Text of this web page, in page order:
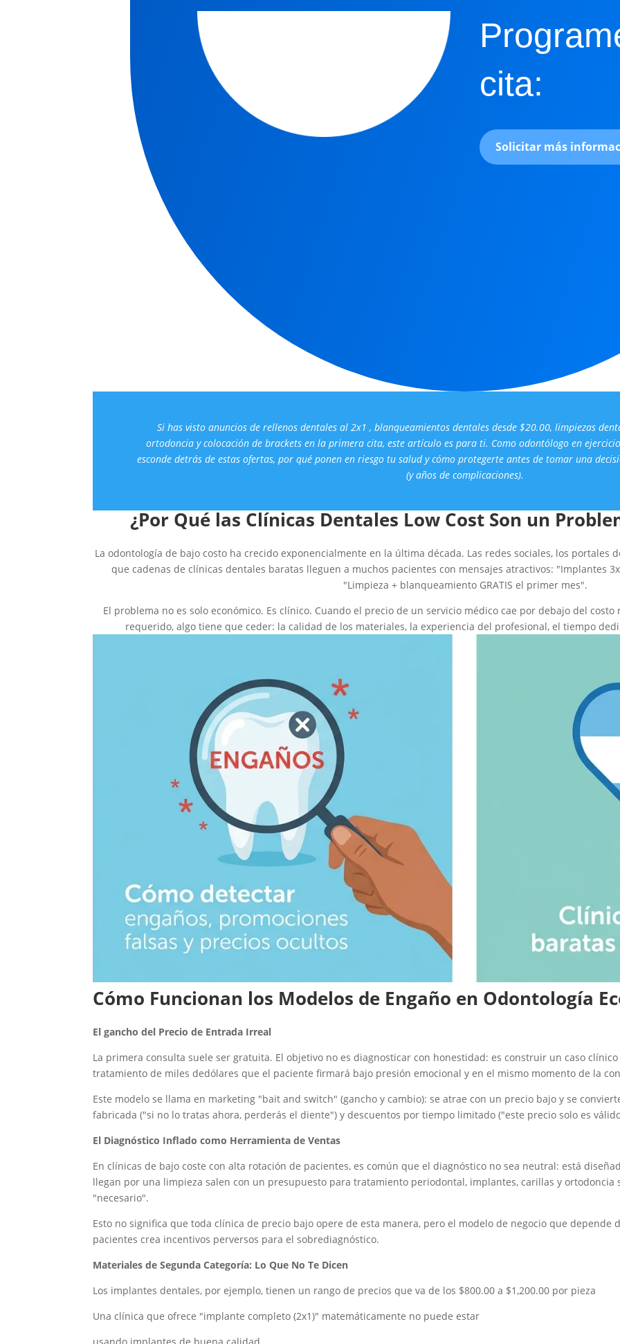
cita:
Solicitar más
Si has visto anuncios de rellenos dentales al 2x1 , blanqueamientos dentales desde $20.00, limpiezas
ortodoncia y colocación de brackets en la primera cita, este artículo es para ti. Como odontólogo en
esconde detrás de estas ofertas, por qué ponen en riesgo tu salud ycómo protegerte antes de tomar una
(y años de complicaciones).
¿Por Qué las Clínicas Dentales Low Cost Son un
La odontología de bajo costo ha crecido exponencialmente en la última década. Las redes sociales, los
que cadenas de clínicas dentales baratas lleguen a muchos pacientes con mensajes atractivos: "Implantes
"Limpieza + blanqueamiento GRATIS el primer mes".
El problema no es solo económico. Es clínico. Cuando el precio de un servicio médico cae por debajo del
requerido, algo tiene que ceder: la calidad de los materiales, la experiencia del profesional, el tiempo
Cómo Funcionan los Modelos de Engaño en Odontología
El gancho del Precio de Entrada Irreal
La primera consulta suele ser gratuita. El objetivo no es diagnosticar con honestidad: es construir un caso
tratamiento de miles dedólares que el paciente firmará bajo presión emocional y en el mismo momento de la
Este modelo se llama en marketing "bait and switch" (gancho y cambio): se atrae con un precio bajo y se
fabricada ("si no lo tratas ahora, perderás el diente") y descuentos por tiempo limitado ("este precio solo es
El Diagnóstico Inflado como Herramienta de Ventas
En clínicas de bajo coste con alta rotación de pacientes, es común que el diagnóstico no sea neutral: está
llegan por una limpieza salen con un presupuesto para tratamiento periodontal, implantes, carillas y
"necesario".
Esto no significa que toda clínica de precio bajo opere de esta manera, pero el modelo de negocio que depende
pacientes crea incentivos perversos para el sobrediagnóstico.
Materiales de Segunda Categoría: Lo Que No Te Dicen
Los implantes dentales, por ejemplo, tienen un rango de precios que va de los $800.00 a $1,200.00 por pieza
Una clínica que ofrece "implante completo (2x1)" matemáticamente no puede estar